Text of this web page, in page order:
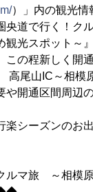
）」内の観光情
央道で行く！ク
観光スポット～
この程新しく開
高尾山IC～相模
や開通区間周辺
楽シーズンのお
マ旅 ～相模原